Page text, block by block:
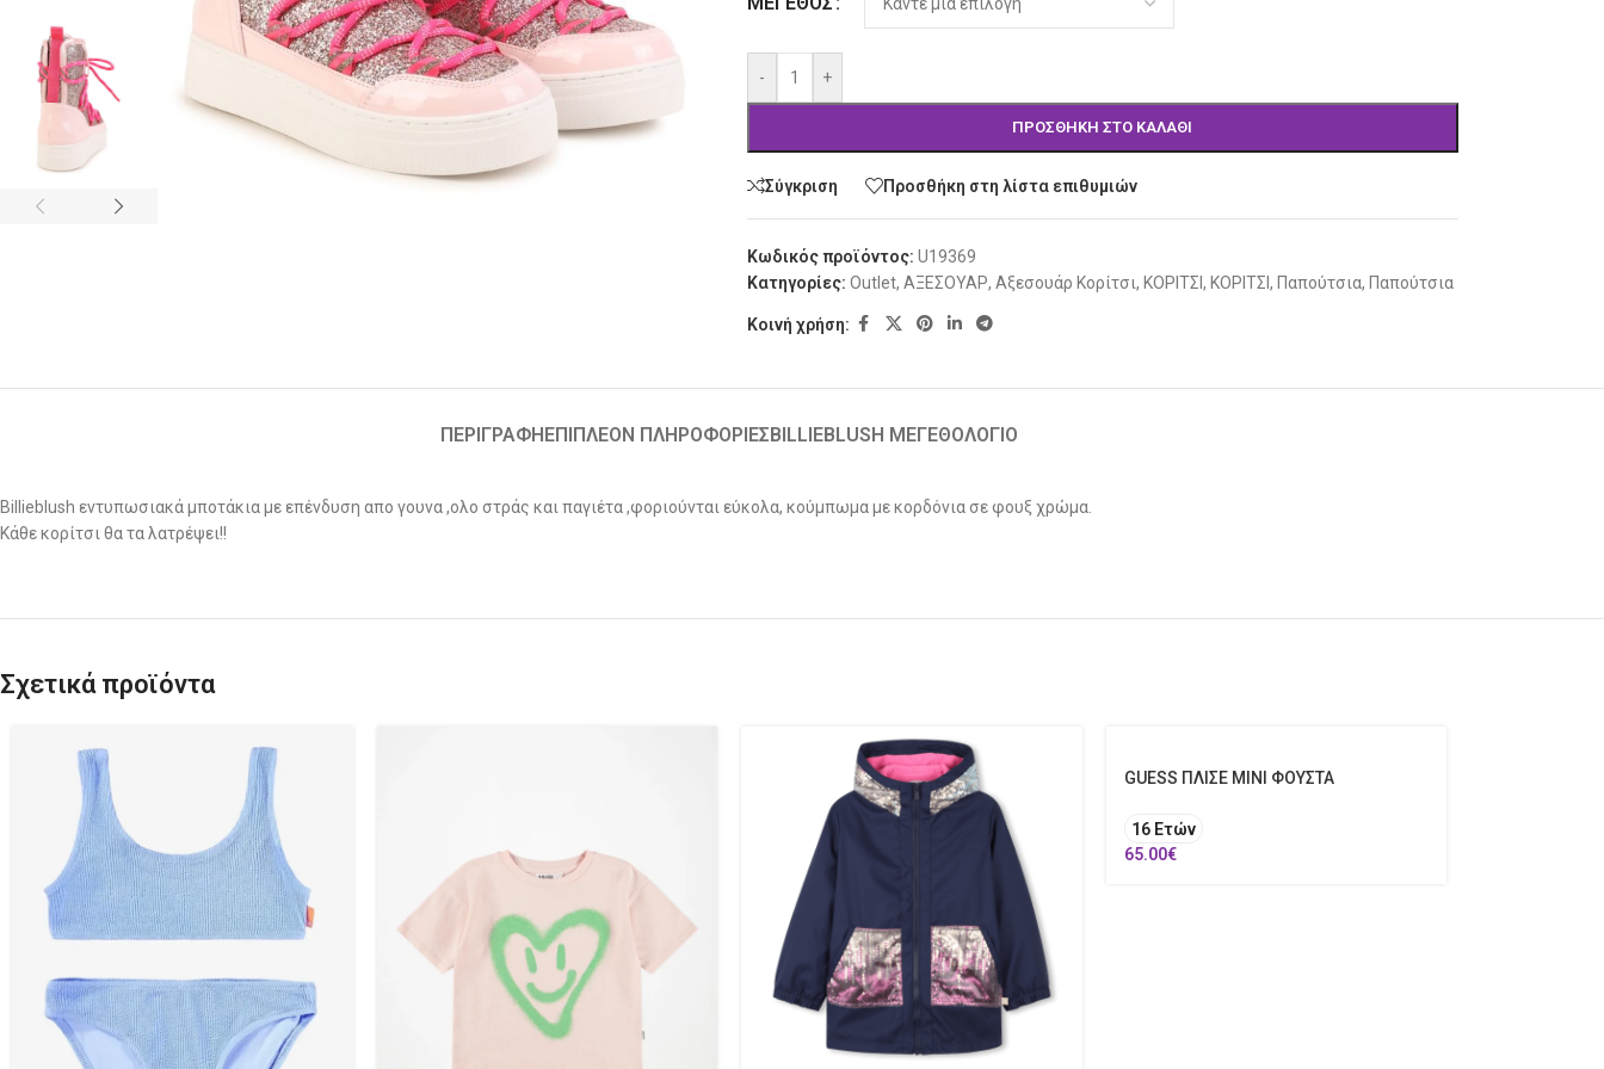
- +
ΠΡΟΣΘΉΚΗ ΣΤΟ ΚΑΛΆΘΙ
Σύγκριση Προσθήκη στη λίστα επιθυμιών
Κωδικός προϊόντος: U19369
Κατηγορίες: Outlet, ΑΞΕΣΟΥΑΡ, Αξεσουάρ Κορίτσι, ΚΟΡΙΤΣΙ , ΚΟΡΙΤΣΙ , Παπούτσια, Παπούτσια
Κοινή χρήση:
ΠΕΡΙΓΡΑΦΉ ΕΠΙΠΛΈΟΝ ΠΛΗΡΟΦΟΡΊΕΣ BILLIEBLUSH ΜΕΓΕΘΟΛΟΓΙΟ
Billieblush εντυπωσιακά μποτάκια με επένδυση απο γουνα ,ολο στράς και παγιέτα ,φοριούνται εύκολα, κούμπωμα με κορδόνια σε φουξ χρώμα.
Κάθε κορίτσι θα τα λατρέψει!!
Σχετικά προϊόντα
GUESS ΠΛΙΣΕ ΜΙΝΙ ΦΟΥΣΤΑ
16 Ετών
65.00€